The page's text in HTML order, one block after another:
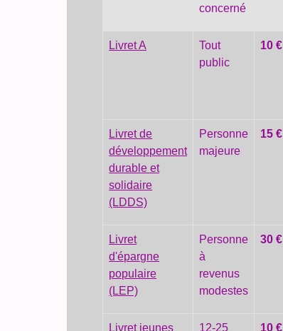
concerné
Livret A
Tout
public
10 €
Livret de
développement
durable et
solidaire
(LDDS)
Personne
majeure
15 €
Livret
d'épargne
populaire
(LEP)
Personne
à
revenus
modestes
30 €
Livret jeunes
12-25
10 €